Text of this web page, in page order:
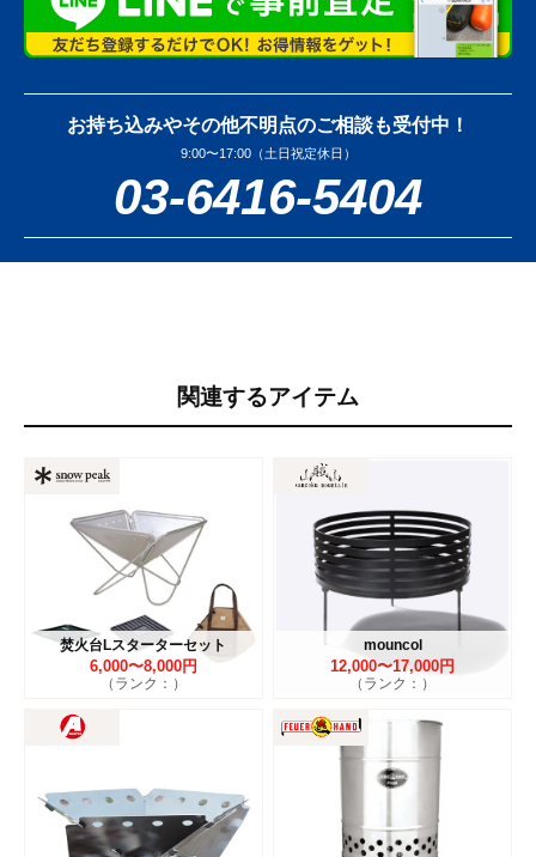
お持ち込みやその他不明点のご相談も受付中！
9:00〜17:00（土日祝定休日）
03-6416-5404
関連するアイテム
焚火台Lスターターセット
6,000〜8,000円
（ランク：）
mouncol
12,000〜17,000円
（ランク：）